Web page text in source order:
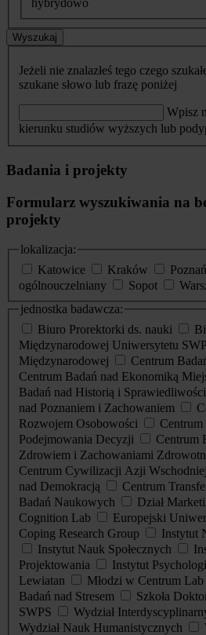
Wyszukaj
Jeżeli nie znalazłeś tego czego
szukane słowo lub frazę poniżej
Wpisz
kierunku studiów wyższych lub
Badania i projekty
Formularz wyszukiwania na
projekty
lokalizacja:
Katowice
Kraków Poznań
ogólnouczelniany
Sopot
jednostka badawcza:
Biuro Prorektorki ds. nauki
Międzynarodowej Uniwersytetu
Międzynarodowej
Centrum
Centrum Badań nad Ekonomiką
Badań nad Historią i
nad Poznaniem i Zachowaniem
Rozwojem Osobowości
Centrum
Podejmowania Decyzji
Centrum
Zdrowiem i Zachowaniami
Centrum Cywilizacji Azji Wschodniej
nad Demokracją
Centrum
Badań Naukowych
Dział
Cognition Lab
Europejski
Coping Research Group
Instytut
Instytut Nauk Społecznych
Projektowania
Instytut
Lewiatan
Młodzi w Centrum Lab
Badań nad Stresem
Szkoła
SWPS
Wydział
Wydział Nauk Humanistycznych